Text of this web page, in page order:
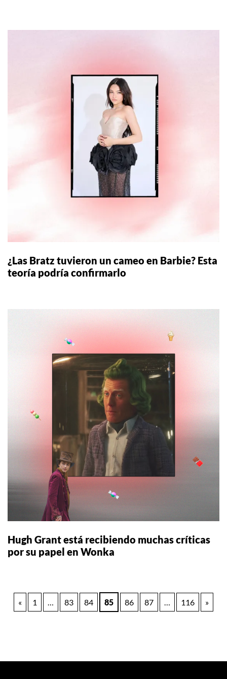
¿Las Bratz tuvieron un cameo en Barbie? Esta
teoría podría confirmarlo
Hugh Grant está recibiendo muchas críticas
por su papel en Wonka
Paginación
« 1 … 83 84 85 86 87 … 116 »